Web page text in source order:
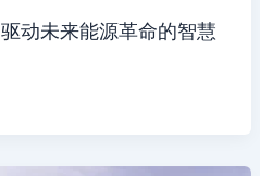
动未来能源革命的智慧